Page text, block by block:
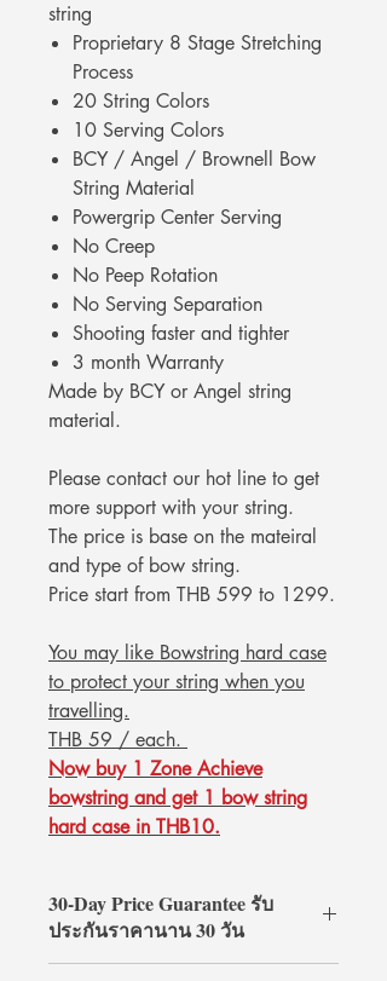
string
Proprietary 8 Stage Stretching
Process
20 String Colors
10 Serving Colors
BCY / Angel / Brownell Bow
String Material
Powergrip Center Serving
No Creep
No Peep Rotation
No Serving Separation
Shooting faster and tighter
3 month Warranty
Made by BCY or Angel string
material.
Please contact our hot line to get
more support with your string.
The price is base on the mateiral
and type of bow string.
Price start from THB 599 to 1299.
You may like Bowstring hard case
to protect your string when you
travelling.
THB 59 / each.
Now buy 1 Zone Achieve
bowstring and get 1 bow string
hard case in THB10.
30-Day Price Guarantee รับ
ประกันราคานาน 30 วัน